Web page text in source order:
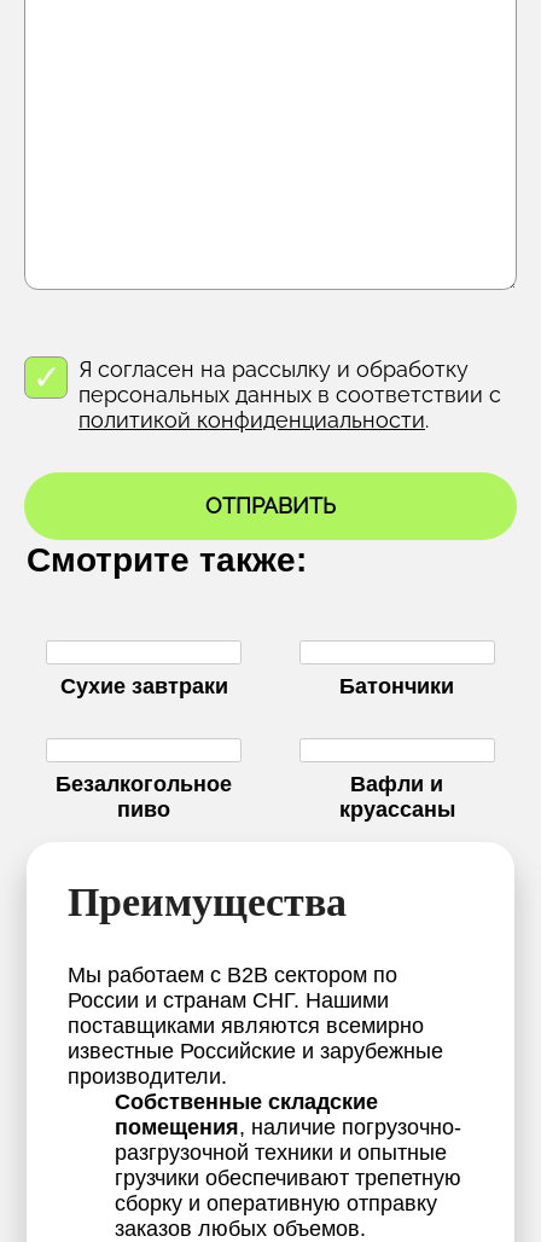
Я согласен на рассылку и обработку
персональных данных в соответствии с
политикой конфиденциальности.
ОТПРАВИТЬ
Смотрите также:
Cухие завтраки Батончики
Безалкогольное
пиво
Вафли и
круассаны
Преимущества
Мы работаем с B2B сектором по
России и странам СНГ. Нашими
поставщиками являются всемирно
известные Российские и зарубежные
производители.
Собственные складские
помещения, наличие погрузочно-
разгрузочной техники и опытные
грузчики обеспечивают трепетную
сборку и оперативную отправку
заказов любых объемов.